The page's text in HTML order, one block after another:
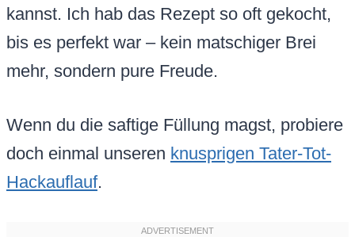
kannst. Ich hab das Rezept so oft gekocht,
bis es perfekt war – kein matschiger Brei
mehr, sondern pure Freude.
Wenn du die saftige Füllung magst, probiere
doch einmal unseren knusprigen Tater-Tot-
Hackauflauf.